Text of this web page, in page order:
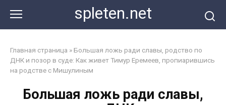
контенту
spleten.net
Главная страница »Большая ложь ради славы, родство по
ДНК и позор в суде: Как живет Тимур Еремеев, пропиарившись
на родстве с Мишулиным
Большая ложь ради славы,